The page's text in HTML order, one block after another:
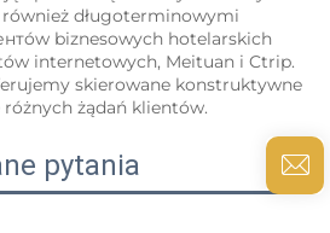
długoterminowymi
biznesowych hotelarskich
internetowych, Meituan i Ctrip.
skierowane konstruktywne
żądań klientów.
pytania